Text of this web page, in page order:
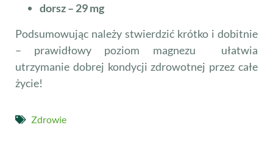
dorsz – 29 mg
Podsumowując należy stwierdzić krótko i dobitnie
– prawidłowy poziom magnezu ułatwia
utrzymanie dobrej kondycji zdrowotnej przez całe
życie!
Zdrowie